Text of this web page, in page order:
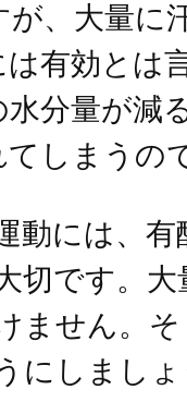
が、大量に
有効とは
分量が減
てしまうの
動には、有
切です。
ません。
にしまし